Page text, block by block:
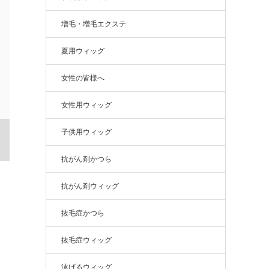
増毛・増毛エクステ
夏用ウィッグ
女性の皆様へ
女性用ウィッグ
子供用ウィッグ
抗がん剤かつら
抗がん剤ウィッグ
抜毛症かつら
抜毛症ウィッグ
泳げるウィッグ